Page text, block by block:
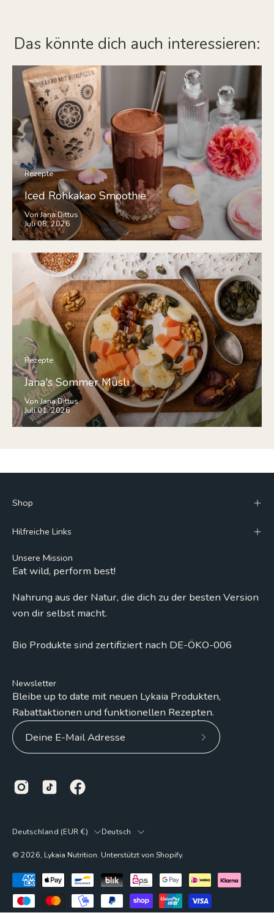
Das könnte dich auch interessieren:
Rezepte
Iced Rohkakao Smoothie
Von Jana Dittus
Juli 08, 2026
Rezepte
Jana's Sommer Müsli
Von Jana Dittus
Juli 01, 2026
Shop
Hilfreiche Links
Unsere Mission
Eat wild, perform best!
Nahrung aus der Natur, die dich zu der besten Version
von dir selbst macht.
Bio Produkte sind zertifiziert nach DE-ÖKO-006
Newsletter
Bleibe up to date mit neuen Lykaia Produkten,
Rabattaktionen und funktionellen Rezepten.
Abonniere
Land
Deutschland (EUR €) Sprache
Deutsch
© 2026, Lykaia Nutrition. Unterstützt von Shopify.